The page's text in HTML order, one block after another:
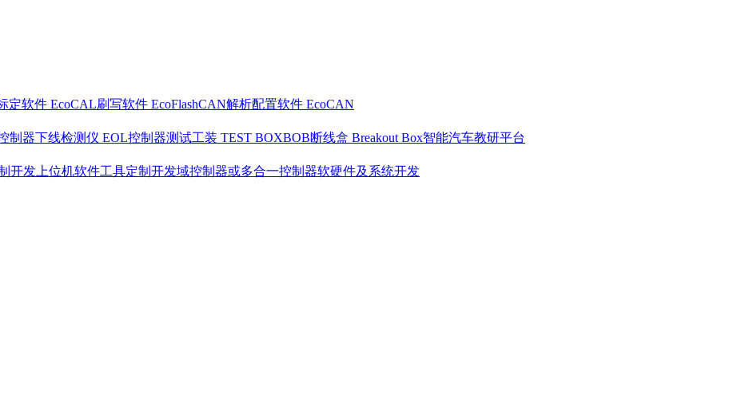
定软件 EcoCAL刷写软件 EcoFlashCAN解析配置软件 EcoCAN
制器下线检测仪 EOL控制器测试工装 TEST BOXBOB断线盒 Breakout Box智能汽车教研平台
开发 上位机软件工具定制开发域控制器或多合一控制器软硬件及系统开发